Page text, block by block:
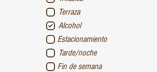
Terraza
Alcohol
Estacionamiento
Tarde/noche
Fin de semana